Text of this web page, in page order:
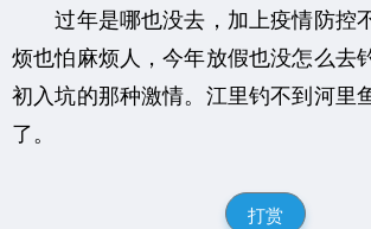
过年是哪也没去，加上疫情防控
烦也怕麻烦人，今年放假也没怎么去
初入坑的那种激情。江里钓不到河里
了。
打赏